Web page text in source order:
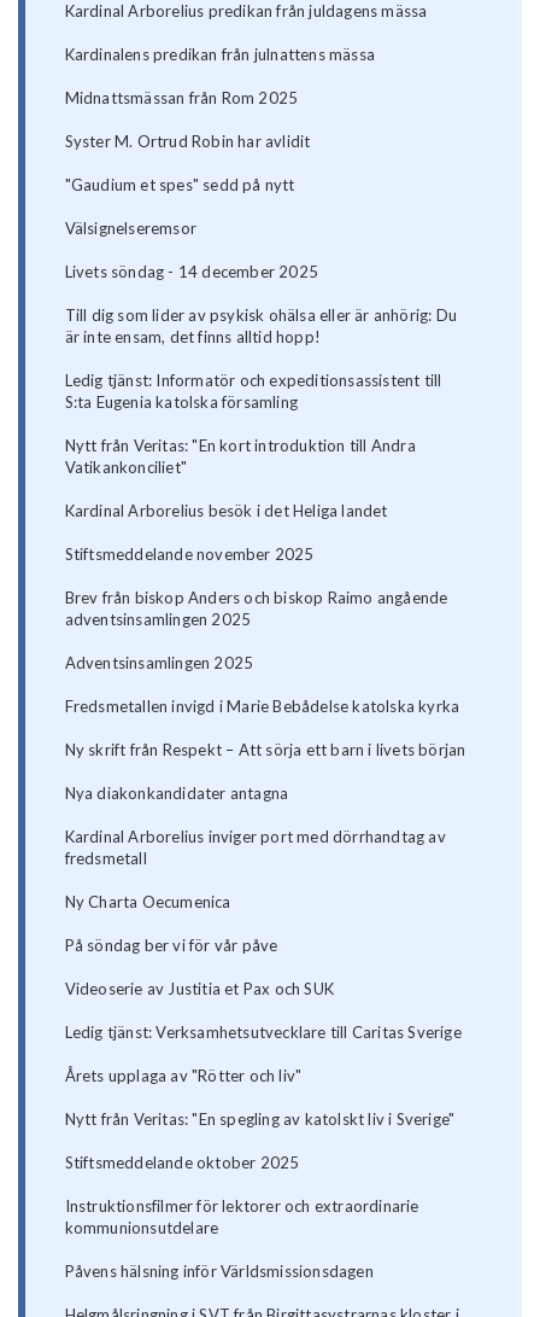
Kardinal Arborelius predikan från juldagens mässa
Kardinalens predikan från julnattens mässa
Midnattsmässan från Rom 2025
Syster M. Ortrud Robin har avlidit
"Gaudium et spes" sedd på nytt
Välsignelseremsor
Livets söndag - 14 december 2025
Till dig som lider av psykisk ohälsa eller är anhörig: Du
är inte ensam, det finns alltid hopp!
Ledig tjänst: Informatör och expeditionsassistent till
S:ta Eugenia katolska församling
Nytt från Veritas: "En kort introduktion till Andra
Vatikankonciliet"
Kardinal Arborelius besök i det Heliga landet
Stiftsmeddelande november 2025
Brev från biskop Anders och biskop Raimo angående
adventsinsamlingen 2025
Adventsinsamlingen 2025
Fredsmetallen invigd i Marie Bebådelse katolska kyrka
Ny skrift från Respekt – Att sörja ett barn i livets början
Nya diakonkandidater antagna
Kardinal Arborelius inviger port med dörrhandtag av
fredsmetall
Ny Charta Oecumenica
På söndag ber vi för vår påve
Videoserie av Justitia et Pax och SUK
Ledig tjänst: Verksamhetsutvecklare till Caritas Sverige
Årets upplaga av "Rötter och liv"
Nytt från Veritas: "En spegling av katolskt liv i Sverige"
Stiftsmeddelande oktober 2025
Instruktionsfilmer för lektorer och extraordinarie
kommunionsutdelare
Påvens hälsning inför Världsmissionsdagen